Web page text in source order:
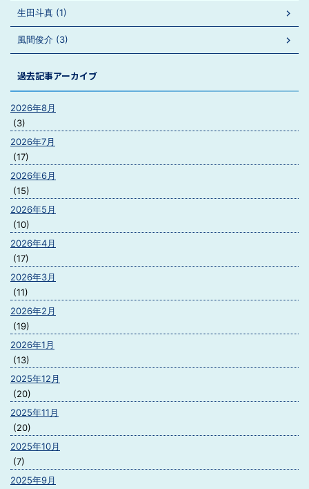
生田斗真 (1)
風間俊介 (3)
過去記事アーカイブ
2026年8月
(3)
2026年7月
(17)
2026年6月
(15)
2026年5月
(10)
2026年4月
(17)
2026年3月
(11)
2026年2月
(19)
2026年1月
(13)
2025年12月
(20)
2025年11月
(20)
2025年10月
(7)
2025年9月